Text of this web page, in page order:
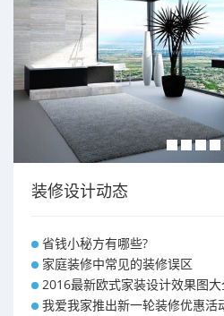
装修设计动态
省钱小秘方有哪些?
家庭装修中常见的装修误区
2016最新欧式家装设计效果图
我爱我家推出新一轮装修优惠活